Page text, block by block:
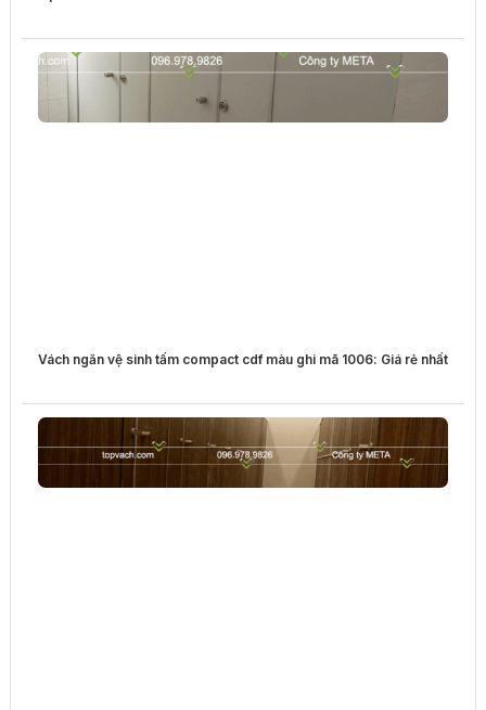
Vách ngăn vệ sinh tấm compact cdf màu ghi mã 1006: Giá rẻ nhất